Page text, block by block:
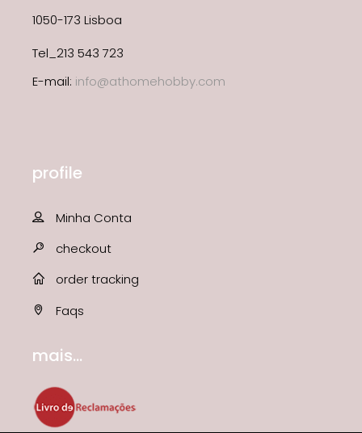
1050-173 Lisboa
Tel_213 543 723
E-mail: info@athomehobby.com
profile
Minha Conta
checkout
order tracking
Faqs
mais...